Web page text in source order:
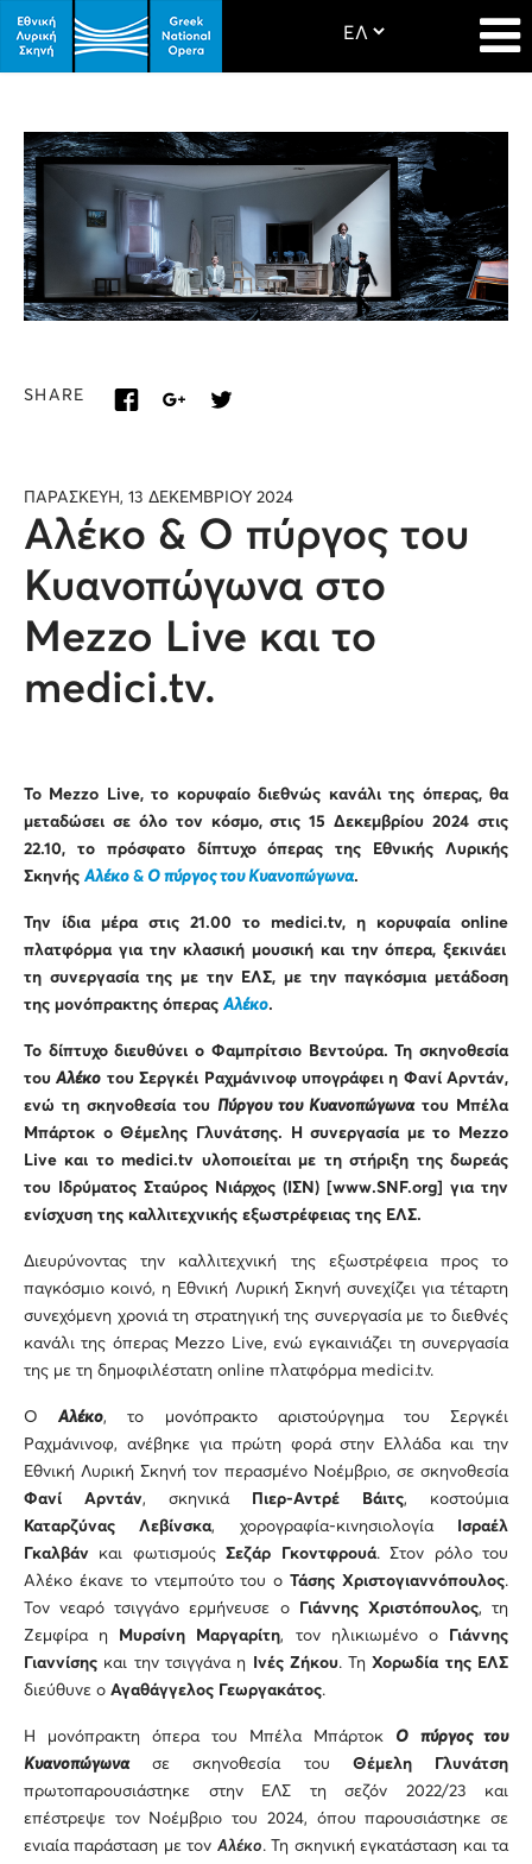
SHARE
ΠΑΡΑΣΚΕΥΗ, 13 ΔΕΚΕΜΒΡΙΟΥ 2024
Αλέκο & Ο πύργος του
Κυανοπώγωνα στο
Mezzo Live και το
medici.tv.
Το Mezzo Live, το κορυφαίο διεθνώς κανάλι της όπερας, θα
μεταδώσει σε όλο τον κόσμο, στις 15 Δεκεμβρίου 2024 στις
22.10, το πρόσφατο δίπτυχο όπερας της Εθνικής Λυρικής
Σκηνής Αλέκο & Ο πύργος του Κυανοπώγωνα.
Την ίδια μέρα στις 21.00 το medici.tv, η κορυφαία online
πλατφόρμα για την κλασική μουσική και την όπερα, ξεκινάει
τη συνεργασία της με την ΕΛΣ, με την παγκόσμια μετάδοση
της μονόπρακτης όπερας Αλέκο.
Το δίπτυχο διευθύνει ο Φαμπρίτσιο Βεντούρα. Τη σκηνοθεσία
τουΑλέκο του Σεργκέι Ραχμάνινοφ υπογράφει η Φανί Αρντάν,
ενώ τη σκηνοθεσία του Πύργου του Κυανοπώγωνατου Μπέλα
Μπάρτοκ ο Θέμελης Γλυνάτσης. Η συνεργασία με το
Mezzo
Live και το medici.tv υλοποιείται με τη στήριξη της δωρεάς
του Ιδρύματος Σταύρος Νιάρχος (ΙΣΝ) [ www.SNF.org ] για την
ενίσχυση της καλλιτεχνικής εξωστρέφειας της ΕΛΣ.
Διευρύνοντας την καλλιτεχνική της εξωστρέφεια προς το
παγκόσμιο κοινό, η Εθνική Λυρική Σκηνή συνεχίζει για τέταρτη
συνεχόμενη χρονιά τη στρατηγική της συνεργασία με το διεθνές
κανάλι της όπερας Mezzo Live, ενώ εγκαινιάζει τη συνεργασία
της με τη δημοφιλέστατη online πλατφόρμα medici.tv.
ΟΑλέκο, το μονόπρακτο αριστούργημα του Σεργκέι
Ραχμάνινοφ, ανέβηκε για πρώτη φορά στην Ελλάδα και την
Εθνική Λυρική Σκηνή τον περασμένο Νοέμβριο, σε σκηνοθεσία
Φανί Αρντάν, σκηνικάΠιερ-Αντρέ Βάιτς, κοστούμια
Καταρζύνας Λεβίνσκα, χορογραφία-κινησιολογία
Ισραέλ
Γκαλβάν και φωτισμούςΣεζάρ Γκοντφρουά. Στον ρόλο του
Αλέκο έκανε το ντεμπούτο του οΤάσης Χριστογιαννόπουλος.
Τον νεαρό τσιγγάνο ερμήνευσε ο
Γιάννης Χριστόπουλος, τη
Ζεμφίρα η
Μυρσίνη Μαργαρίτη, τον ηλικιωμένο ο
Γιάννης
Γιαννίσης και την τσιγγάνα η Ινές Ζήκου. ΤηΧορωδία της ΕΛΣ
διεύθυνε ο Αγαθάγγελος Γεωργακάτος.
Η μονόπρακτη όπερα του Μπέλα Μπάρτοκ Ο
πύργος του
Κυανοπώγωνασε σκηνοθεσία του Θέμελη Γλυνάτση
πρωτοπαρουσιάστηκε στην ΕΛΣ τη σεζόν 2022/23 και
επέστρεψε τον Νοέμβριο του 2024, όπου παρουσιάστηκε σε
ενιαία παράσταση με τον Αλέκο. Τη σκηνική εγκατάσταση και τα